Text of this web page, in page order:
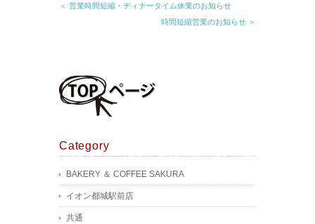
＜ 営業時間短縮・ディナータイム休業のお知らせ
時間短縮営業のお知らせ ＞
Category
BAKERY ＆ COFFEE SAKURA
イオン都城駅前店
共通